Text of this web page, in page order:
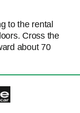
to the rental
Cross the
about 70